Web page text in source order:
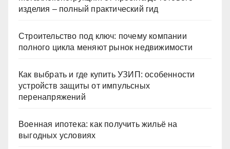
изделия – полный практический гид
Строительство под ключ: почему компании
полного цикла меняют рынок недвижимости
Как выбрать и где купить УЗИП: особенности
устройств защиты от импульсных
перенапряжений
Военная ипотека: как получить жильё на
выгодных условиях